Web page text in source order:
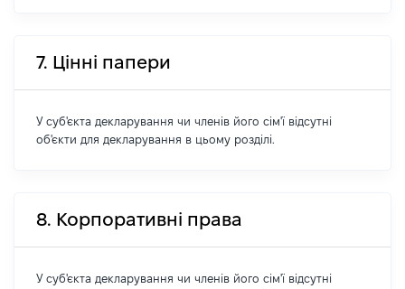
7. Цінні папери
У суб'єкта декларування чи членів його сім'ї відсутні
об'єкти для декларування в цьому розділі.
8. Корпоративні права
У суб'єкта декларування чи членів його сім'ї відсутні